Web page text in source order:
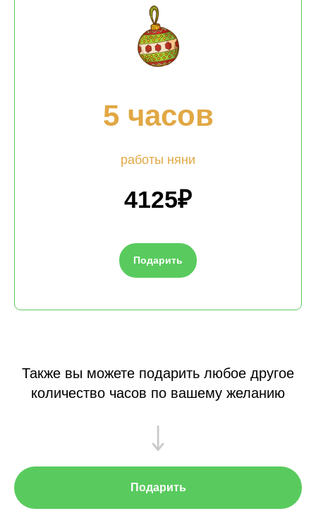
5 часов
работы няни
4125₽
Подарить
Также вы можете подарить любое другое
количество часов по вашему желанию
Подарить